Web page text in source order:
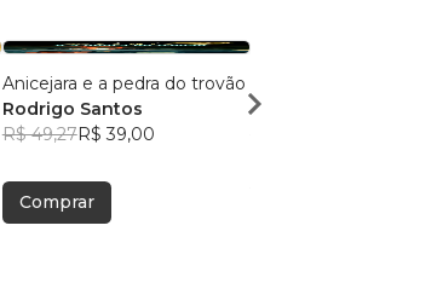
Anicejara e a pedra do trovão
Rodrigo Santos
R$ 49,27R$ 39,00
Comprar
Rodrigo Santos